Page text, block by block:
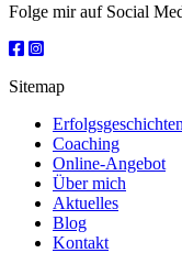
Folge mir auf Social
Sitemap
Erfolgsgeschichten
Coaching
Online-Angebot
Über mich
Aktuelles
Blog
Kontakt